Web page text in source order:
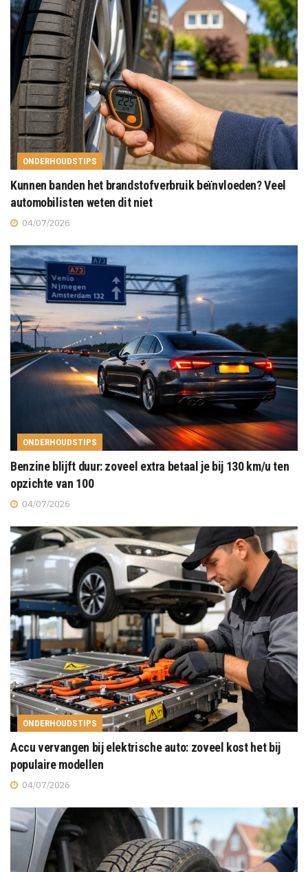
ONDERHOUDSTIPS
Kunnen banden het brandstofverbruik beïnvloeden? Veel
automobilisten weten dit niet
04/07/2026
ONDERHOUDSTIPS
Benzine blijft duur: zoveel extra betaal je bij 130 km/u ten
opzichte van 100
04/07/2026
ONDERHOUDSTIPS
Accu vervangen bij elektrische auto: zoveel kost het bij
populaire modellen
04/07/2026